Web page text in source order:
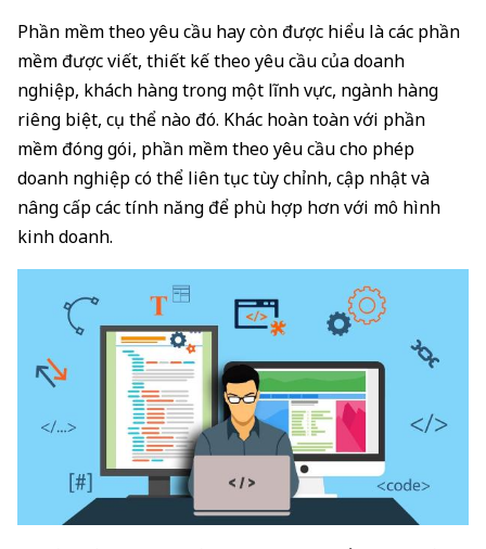
Phần mềm theo yêu cầu hay còn được hiểu là các phần
mềm được viết, thiết kế theo yêu cầu của doanh
nghiệp, khách hàng trong một lĩnh vực, ngành hàng
riêng biệt, cụ thể nào đó. Khác hoàn toàn với phần
mềm đóng gói, phần mềm theo yêu cầu cho phép
doanh nghiệp có thể liên tục tùy chỉnh, cập nhật và
nâng cấp các tính năng để phù hợp hơn với mô hình
kinh doanh.